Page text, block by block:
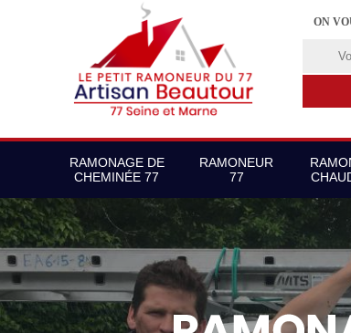
ON
RAMONAGE DE
CHEMINÉE 77
RAMONEUR
77